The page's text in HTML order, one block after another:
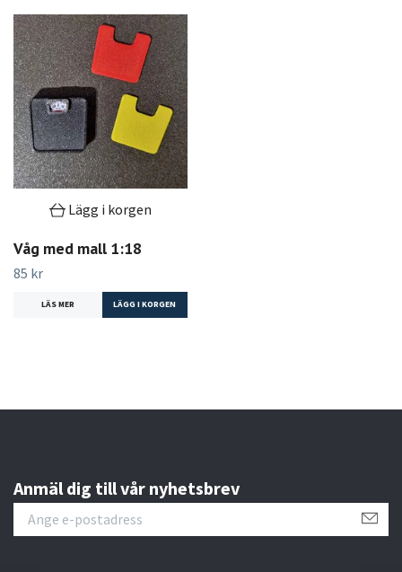
Lägg i korgen
Våg med mall 1:18
85 kr
LÄS MER
Anmäl dig till vår nyhetsbrev